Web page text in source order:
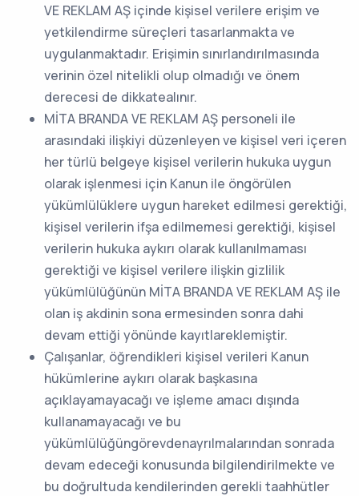
VE REKLAM AŞ içinde kişisel verilere erişim ve
yetkilendirme süreçleri tasarlanmakta ve
uygulanmaktadır. Erişimin sınırlandırılmasında
verinin özel nitelikli olup olmadığı ve önem
derecesi de dikkatealınır.
MİTA BRANDA VE REKLAM AŞ personeli ile
arasındaki ilişkiyi düzenleyen ve kişisel veri içeren
her türlü belgeye kişisel verilerin hukuka uygun
olarak işlenmesi için Kanun ile öngörülen
yükümlülüklere uygun hareket edilmesi gerektiği,
kişisel verilerin ifşa edilmemesi gerektiği, kişisel
verilerin hukuka aykırı olarak kullanılmaması
gerektiği ve kişisel verilere ilişkin gizlilik
yükümlülüğünün MİTA BRANDA VE REKLAM AŞ ile
olan iş akdinin sona ermesinden sonra dahi
devam ettiği yönünde kayıtlareklemiştir.
Çalışanlar, öğrendikleri kişisel verileri Kanun
hükümlerine aykırı olarak başkasına
açıklayamayacağı ve işleme amacı dışında
kullanamayacağı ve bu
yükümlülüğüngörevdenayrılmalarından sonrada
devam edeceği konusunda bilgilendirilmekte ve
bu doğrultuda kendilerinden gerekli taahhütler